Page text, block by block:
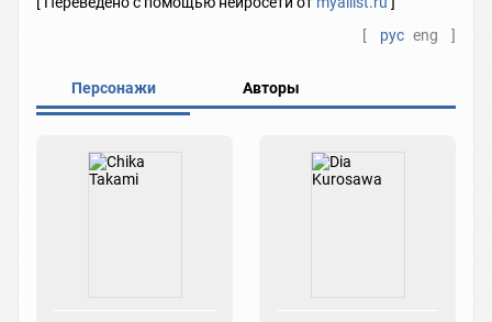
[
рус eng ]
Персонажи Авторы